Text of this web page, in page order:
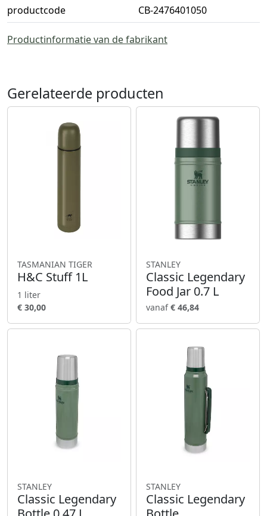
productcode
CB-2476401050
Productinformatie van de fabrikant
Gerelateerde producten
TASMANIAN TIGER
H&C Stuff 1L
1 liter
€ 30,00
STANLEY
Classic Legendary
Food Jar 0.7 L
vanaf€ 46,84
STANLEY
Classic Legendary
STANLEY
Classic Legendary